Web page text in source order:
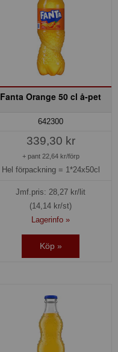
Fanta Orange 50 cl å-pet
642300
339,30 kr
+ pant 22,64 kr/förp
Hel förpackning = 1*24x50cl
Jmf.pris: 28,27 kr/lit
(14,14 kr/st)
Lagerinfo »
Köp »